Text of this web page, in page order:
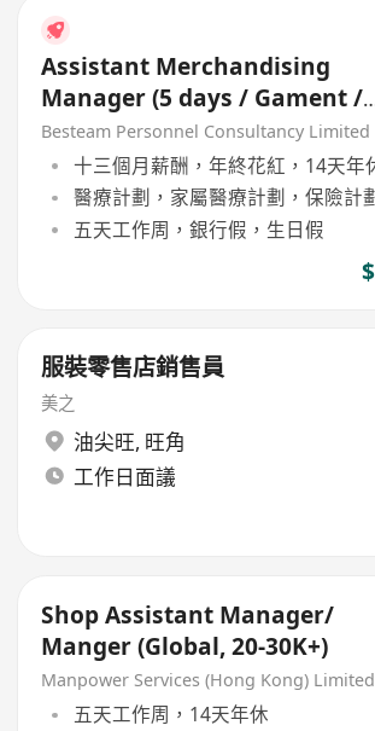
Assistant Merchandising
Manager (5 days / Gament /
USA market)
Besteam Personnel Consultancy Limited
十三個月薪酬，年終花紅，14天年
醫療計劃，家屬醫療計劃，保險計
五天工作周，銀行假，生日假
服裝零售店銷售員
美之
油尖旺, 旺角
工作日面議
Shop Assistant Manager/
Manger (Global, 20-30K+)
Manpower Services (Hong Kong) Limited
五天工作周，14天年休